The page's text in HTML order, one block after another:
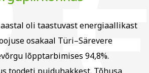
oli taastuvast energiaallikast
osakaal Türi–Särevere
lõpptarbimises 94,8%.